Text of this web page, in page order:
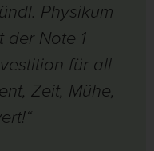
Physikum
der Note 1
für all
Zeit, Mühe,